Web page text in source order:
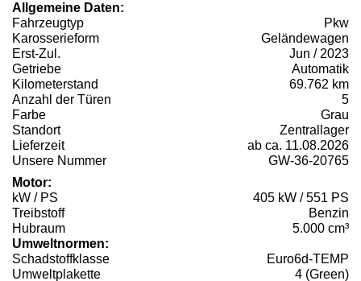
Allgemeine Daten:
Fahrzeugtyp
Pkw
Karosserieform
Geländewagen
Erst-Zul.
Jun / 2023
Getriebe
Automatik
Kilometerstand
69.762 km
Anzahl der Türen
5
Farbe
Grau
Standort
Zentrallager
Lieferzeit
ab ca. 11.08.2026
Unsere Nummer
GW-36-20765
Motor:
kW / PS
405 kW / 551 PS
Treibstoff
Benzin
Hubraum
5.000 cm³
Umweltnormen:
Schadstoffklasse
Euro6d-TEMP
Umweltplakette
4 (Green)